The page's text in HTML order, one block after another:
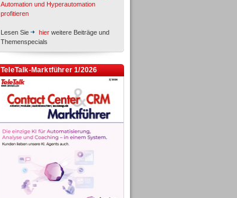
Automation und Hyperautomation
profitieren
Lesen Sie hier weitere Beiträge und
Themenspecials
TeleTalk-Marktführer 1/2026